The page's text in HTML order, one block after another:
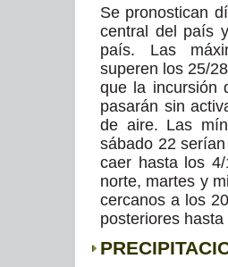
Se pronostican
central del país
país. Las
superen los 25/
que la incursión
pasarán sin
de aire. Las
sábado 22
caer hasta los
norte, martes y
cercanos a los
posteriores hasta